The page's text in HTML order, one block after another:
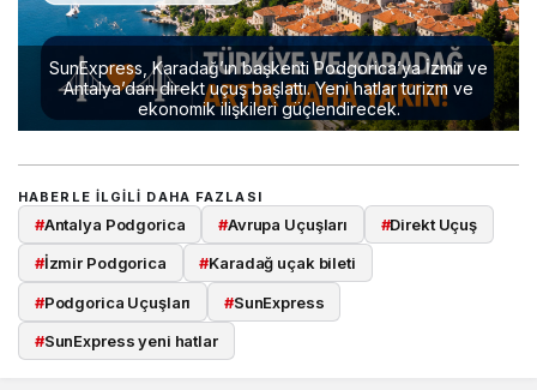
SunExpress, Karadağ’ın başkenti Podgorica’ya İzmir ve
Antalya’dan direkt uçuş başlattı. Yeni hatlar turizm ve
ekonomik ilişkileri güçlendirecek.
HABERLE ILGILI DAHA FAZLASI
#Antalya Podgorica #Avrupa Uçuşları #Direkt Uçuş
#İzmir Podgorica #Karadağ uçak bileti
#Podgorica Uçuşları #SunExpress
#SunExpress yeni hatlar